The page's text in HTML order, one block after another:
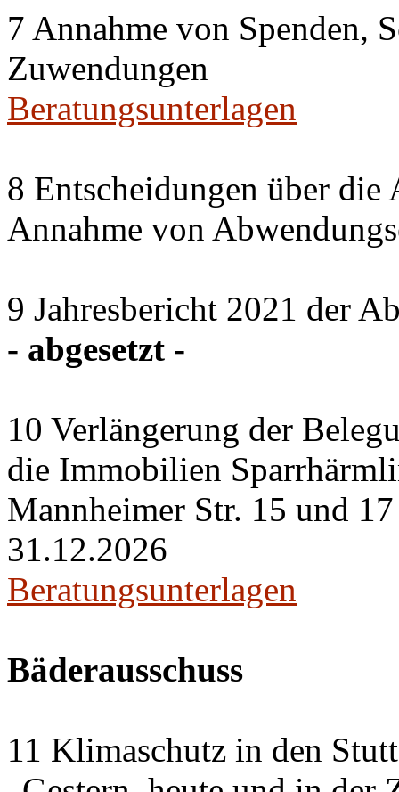
7 Annahme von Spenden,
Zuwendungen
Beratungsunterlagen
8 Entscheidungen über
Annahme von
9 Jahresbericht 2021 der
- abgesetzt -
10 Verlängerung der
die Immobilien
Mannheimer Str. 15 und
31.12.2026
Beratungsunterlagen
Bäderausschuss
11 Klimaschutz in den